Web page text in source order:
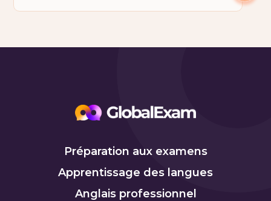
Préparation aux examens
Apprentissage des langues
Anglais professionnel